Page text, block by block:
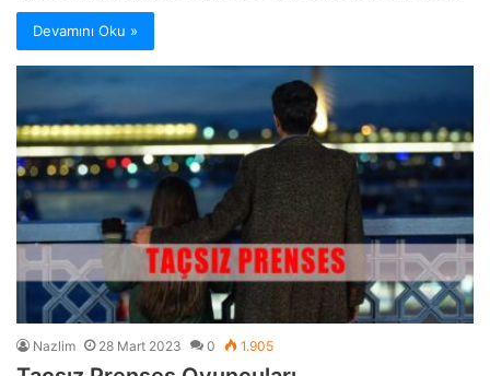
Devamını Oku »
Nazlim 28 Mart 2023 0 1.905